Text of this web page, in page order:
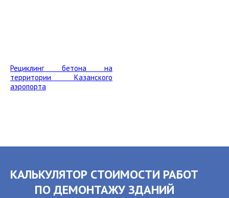
Рециклинг бетона на
территории Казанского
аэропорта
КАЛЬКУЛЯТОР СТОИМОСТИ РАБОТ
ПО ДЕМОНТАЖУ ЗДАНИЙ